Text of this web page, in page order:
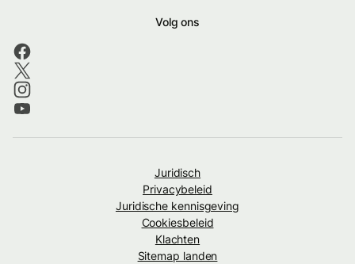
Volg ons
Juridisch
Privacybeleid
Juridische kennisgeving
Cookiesbeleid
Klachten
Sitemap landen